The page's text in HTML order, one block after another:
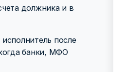
должника и в
после
банки, МФО